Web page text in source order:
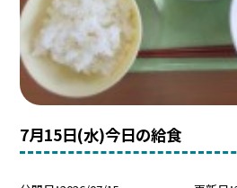
7月15日(水)今日の給食